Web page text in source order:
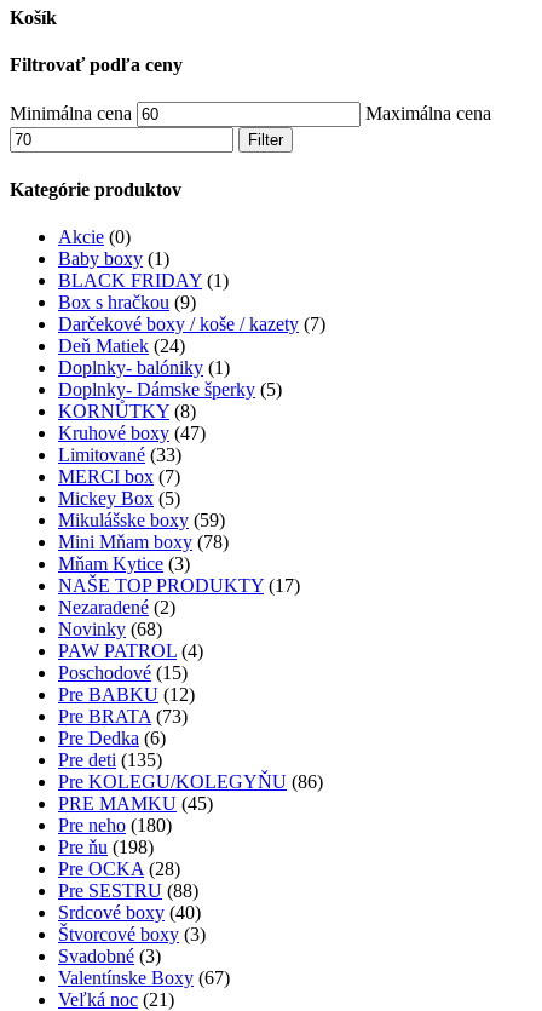
Košík
Filtrovať podľa ceny
Minimálna cena Maximálna cena
Filter
Kategórie produktov
Akcie (0)
Baby boxy (1)
BLACK FRIDAY (1)
Box s hračkou (9)
Darčekové boxy / koše / kazety (7)
Deň Matiek (24)
Doplnky- balóniky (1)
Doplnky- Dámske šperky (5)
KORNŮTKY (8)
Kruhové boxy (47)
Limitované (33)
MERCI box (7)
Mickey Box (5)
Mikulášske boxy (59)
Mini Mňam boxy (78)
Mňam Kytice (3)
NAŠE TOP PRODUKTY (17)
Nezaradené (2)
Novinky (68)
PAW PATROL (4)
Poschodové (15)
Pre BABKU (12)
Pre BRATA (73)
Pre Dedka (6)
Pre deti (135)
Pre KOLEGU/KOLEGYŇU (86)
PRE MAMKU (45)
Pre neho (180)
Pre ňu (198)
Pre OCKA (28)
Pre SESTRU (88)
Srdcové boxy (40)
Štvorcové boxy (3)
Svadobné (3)
Valentínske Boxy (67)
Veľká noc (21)